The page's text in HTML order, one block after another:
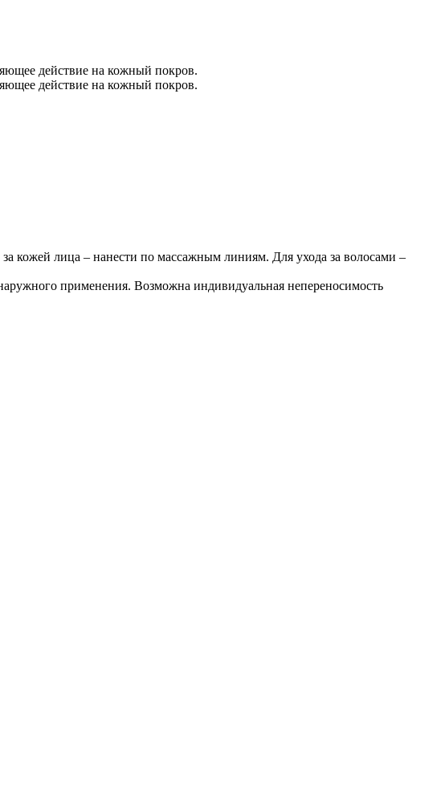
действие на кожный покров.
действие на кожный покров.
кожей лица – нанести по массажным линиям. Для ухода за волосами –
применения. Возможна индивидуальная непереносимость